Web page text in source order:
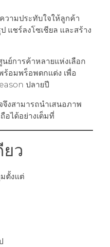
วามประทับใจให้ลูกค้า
แชร์ลงโซเชียล และสร้าง
ย์การค้าหลายแห่งเลือก
อมพร็อพตกแต่ง เพื่อ
ปลายปี
งสามารถนำเสนอภาพ
อได้อย่างเต็มที่
ว
ตั้งแต่